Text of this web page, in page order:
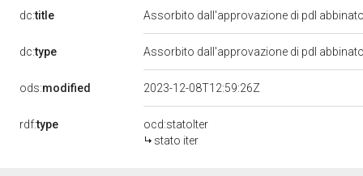
dc:title Assorbito dall'approvazione di pdl
dc:type Assorbito dall'approvazione di pdl
ods:modified 2023-12-08T12:59:26Z
rdf:type
ocd:statoIter
stato iter